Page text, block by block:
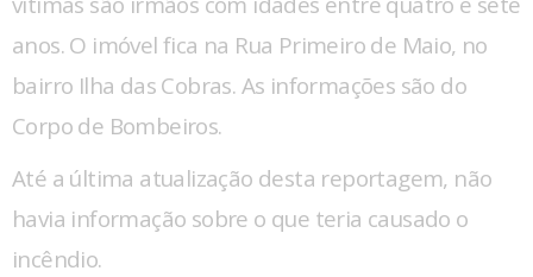
anos. O imóvel fica na Rua Primeiro de Maio, no
bairro Ilha das Cobras. As informações são do
Corpo de Bombeiros.
Até a última atualização desta reportagem, não
havia informação sobre o que teria causado o
incêndio.